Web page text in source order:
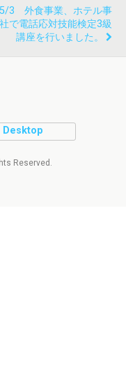
3 外食事業、ホテル事
で電話応対技能検定3級
講座を行いました。
Desktop
Reserved.